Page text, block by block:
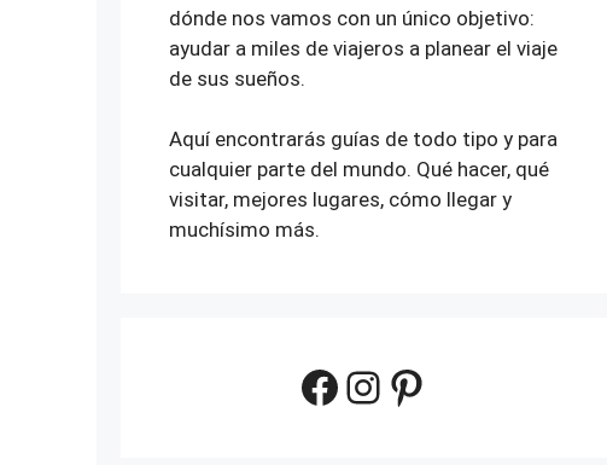
dónde nos vamos con un único objetivo:
ayudar a miles de viajeros a planear el viaje
de sus sueños.
Aquí encontrarás guías de todo tipo y para
cualquier parte del mundo. Qué hacer, qué
visitar, mejores lugares, cómo llegar y
muchísimo más.
Facebook
Instagram
Pinterest